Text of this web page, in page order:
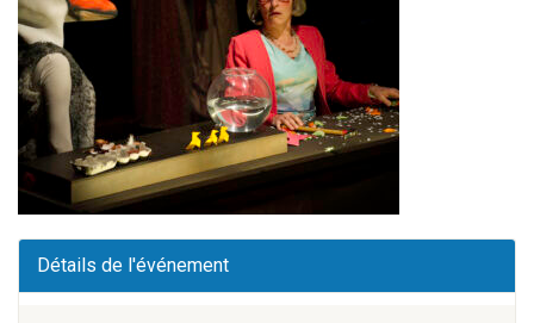
Détails de l'événement